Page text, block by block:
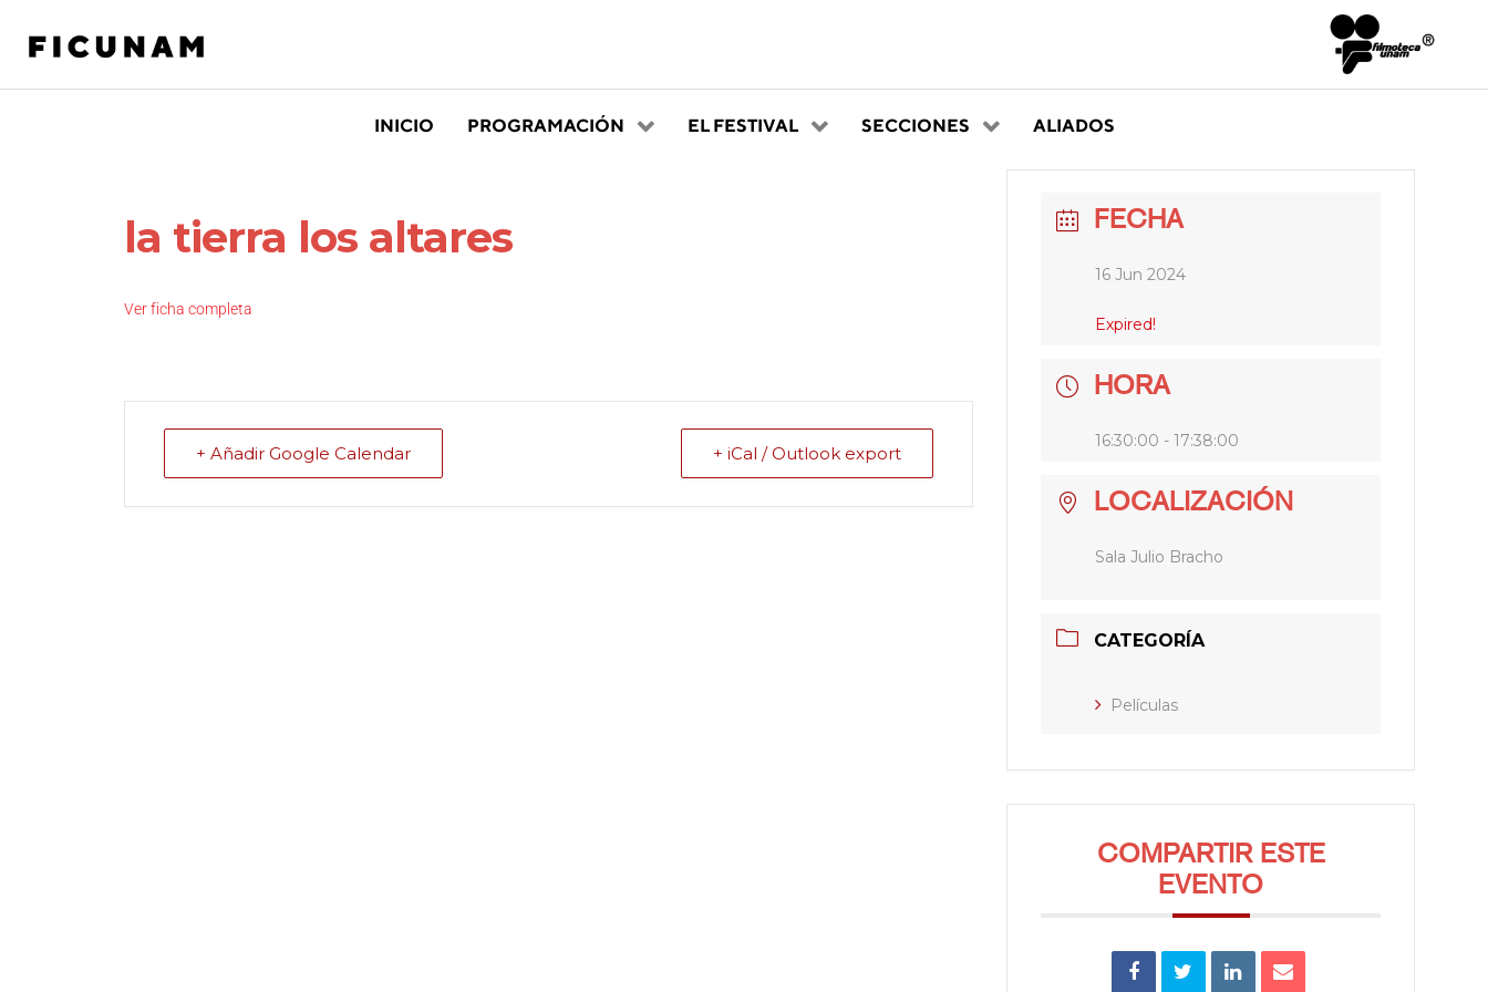
INICIO PROGRAMACIÓN EL FESTIVAL SECCIONES ALIADOS
la tierra los altares
Ver ficha completa
+ Añadir Google Calendar + iCal / Outlook export
FECHA
16 Jun 2024
Expired!
HORA
16:30:00 - 17:38:00
LOCALIZACIÓN
Sala Julio Bracho
CATEGORÍA
Películas
COMPARTIR ESTE
EVENTO